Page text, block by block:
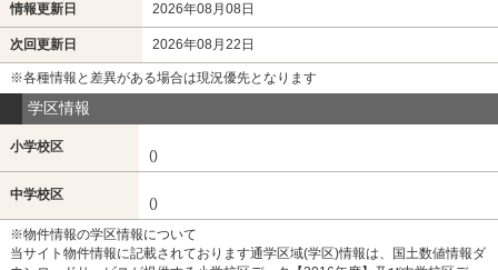
情報更新日 2026年08月08日
次回更新日 2026年08月22日
※各種情報と差異がある場合は現況優先となります
学区情報
小学校区
()
中学校区
()
※物件情報の学区情報について
当サイト物件情報に記載されております通学区域(学区)情報は、国土数値情報ダ